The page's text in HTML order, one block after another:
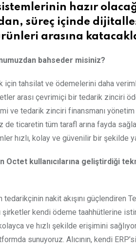
hazır
süreç içinde
arasına
bahseder misiniz?
için tahsilat ve ödemelerini daha
arası çevrimiçi bir tedarik zinciri
ve tedarik zinciri finansmanı
ticaretin tüm tarafl arına fayda
hızlı, kolay ve güvenilir bir şekilde
kullanıcılarına geliştirdiği
nakit akışını güçlendiren
şirketler kendi ödeme taahhütlerine
ve hızlı şekilde erişimini
sunuyoruz. Alıcının, kendi